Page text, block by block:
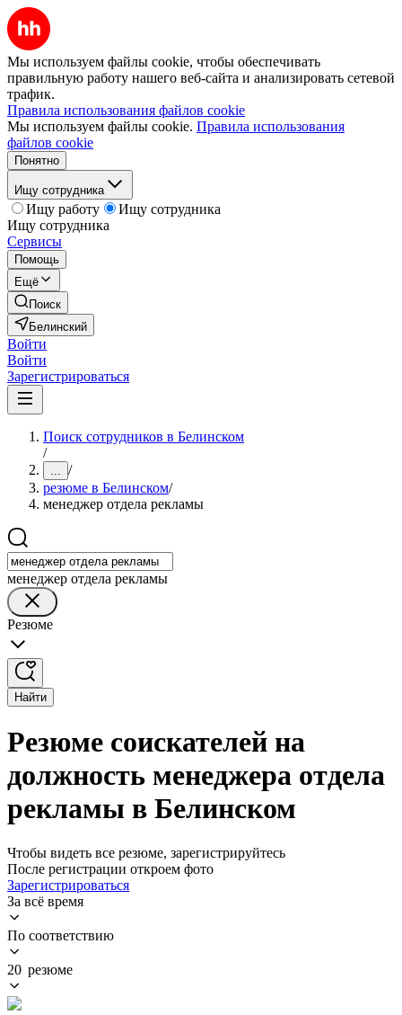
Мы используем файлы cookie, чтобы обеспечивать
правильную работу нашего веб-сайта и анализировать сетевой
трафик.
Правила использования файлов cookie
Мы используем файлы cookie. Правила использования
файлов cookie
Понятно
Ищу сотрудника
Ищу работу
Ищу сотрудника
Ищу сотрудника
Сервисы
Помощь
Ещё
Поиск
Белинский
Войти
Войти
Зарегистрироваться
Поиск сотрудников в Белинском
/
... /
резюме в Белинском/
менеджер отдела рекламы
менеджер отдела рекламы
Резюме
Найти
Резюме соискателей на
должность менеджера отдела
рекламы в Белинском
Чтобы видеть все резюме, зарегистрируйтесь
После регистрации откроем фото
Зарегистрироваться
За всё время
По соответствию
20 резюме